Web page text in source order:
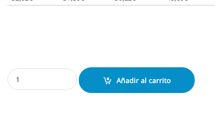
Heavy Duty H-6008 - 68x47 mm. cantidad
Añadir al carrito